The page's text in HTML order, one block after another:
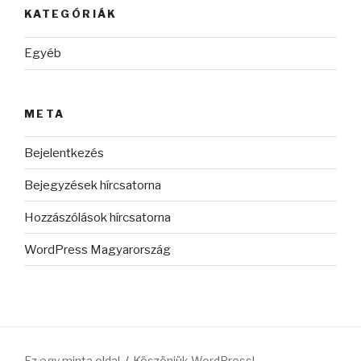
KATEGÓRIÁK
Egyéb
META
Bejelentkezés
Bejegyzések hírcsatorna
Hozzászólások hírcsatorna
WordPress Magyarország